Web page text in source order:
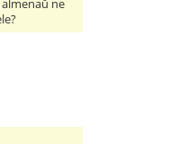
ne